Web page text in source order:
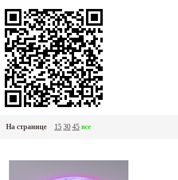
На странице 15 30 45 все